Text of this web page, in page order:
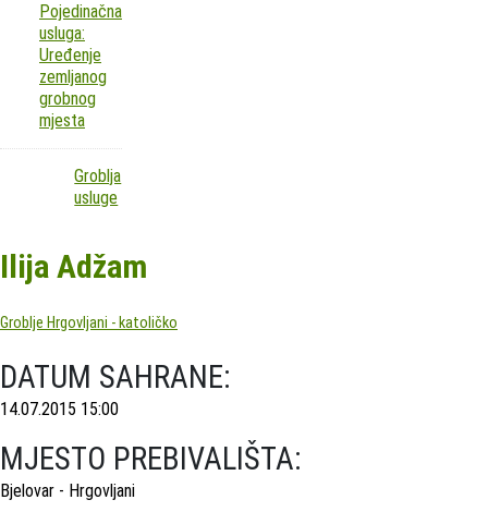
Pojedinačna
usluga:
Uređenje
zemljanog
grobnog
mjesta
Groblja
usluge
Ilija Adžam
Groblje Hrgovljani - katoličko
DATUM SAHRANE:
14.07.2015 15:00
MJESTO PREBIVALIŠTA:
Bjelovar - Hrgovljani